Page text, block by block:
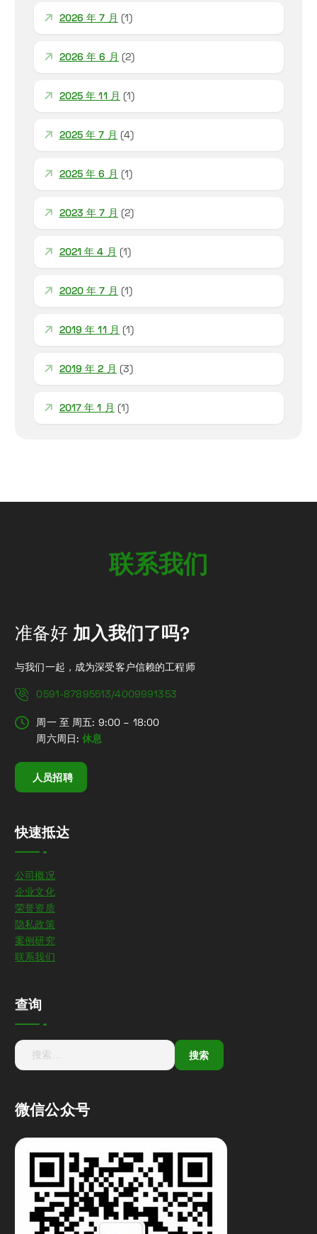
2026 年 7 月 (1)
2026 年 6 月 (2)
2025 年 11 月 (1)
2025 年 7 月 (4)
2025 年 6 月 (1)
2023 年 7 月 (2)
2021 年 4 月 (1)
2020 年 7 月 (1)
2019 年 11 月 (1)
2019 年 2 月 (3)
2017 年 1 月 (1)
联系我们
准备好 加入我们了吗?
与我们一起，成为深受客户信赖的工程师
0591-87895513/4009991353
周一 至 周五: 9:00 – 18:00
周六周日:休息
人员招聘
快速抵达
公司概况
企业文化
荣誉资质
隐私政策
案例研究
联系我们
查询
微信公众号